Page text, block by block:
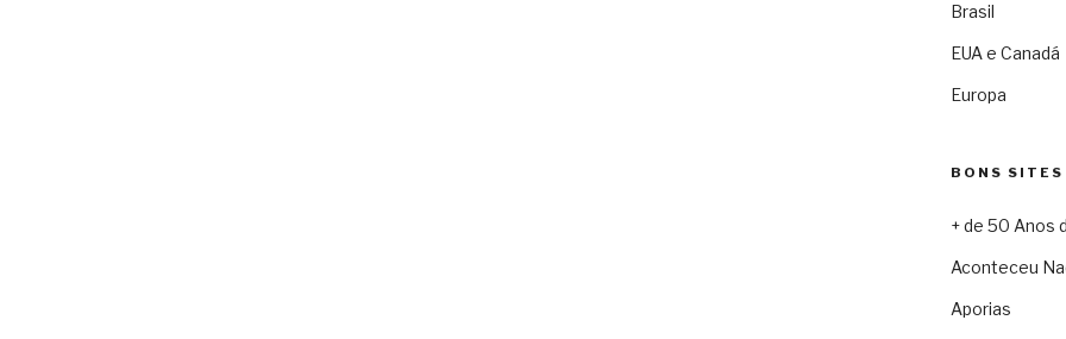
Brasil
EUA e Canadá
Europa
BONS SITES
+ de 50 Anos
Aconteceu
Aporias